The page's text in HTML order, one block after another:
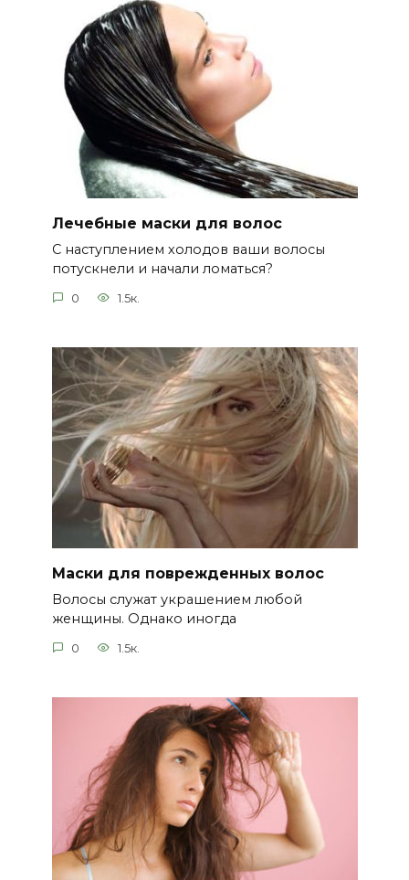
Лечебные маски для волос
С наступлением холодов ваши волосы
потускнели и начали ломаться?
0 1.5к.
Маски для поврежденных волос
Волосы служат украшением любой
женщины. Однако иногда
0 1.5к.